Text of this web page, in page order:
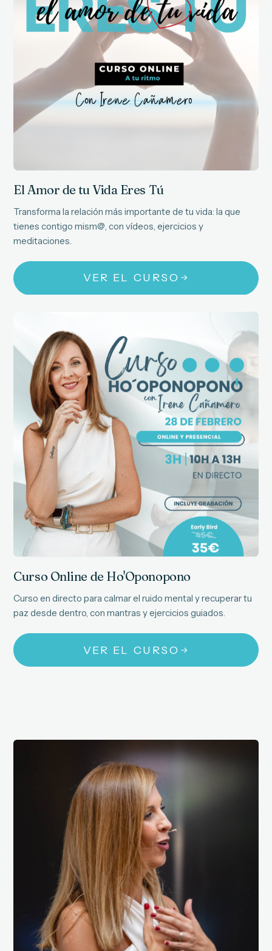
El Amor de tu Vida Eres Tú
Transforma la relación más importante de tu vida: la que
tienes contigo mism@, con vídeos, ejercicios y
meditaciones.
VER EL CURSO
Curso Online de Ho'Oponopono
Curso en directo para calmar el ruido mental y recuperar tu
paz desde dentro, con mantras y ejercicios guiados.
VER EL CURSO